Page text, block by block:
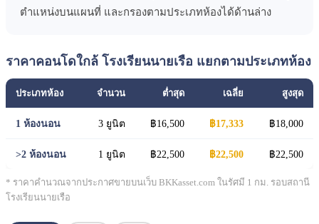
ตำแหน่งบนแผนที่ และกรองตามประเภทห้องได้ด้านล่าง
ราคาคอนโดใกล้ โรงเรียนนายเรือ แยกตามประเภทห้อง
ประเภทห้อง จำนวน ต่ำสุด เฉลี่ย สูงสุด
1 ห้องนอน 3 ยูนิต ฿16,500 ฿17,333 ฿18,000
>2 ห้องนอน 1 ยูนิต ฿22,500 ฿22,500 ฿22,500
* ราคาคำนวณจากประกาศขายบนเว็บ BKKasset.com ในรัศมี 1 กม. รอบสถานี
โรงเรียนนายเรือ